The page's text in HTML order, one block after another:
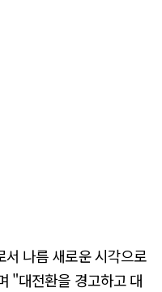
나름 새로운 시각으로
"대전환을 경고하고 대